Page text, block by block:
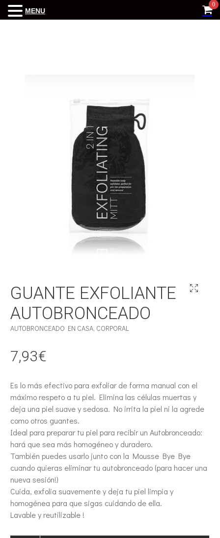
GUANTE EXFOLIANTE
AUTOBRONCEADO
AUTOBRONCEADO EN CASA, CORPORAL
7,93€
Es lo más efectivo para exfoliar de forma manual con el
máximo respeto a tu piel. Elimina las células muertas y
deja una piel suave y sedosa. No irrita la piel ni la agrede
como otros guantes.
Ideal para preparar tu piel para recibir un Autobronceado:
hará que sea más homogéneo y duradero.
También puedes usarlo junto con la Mousse Bye Bye
cuando quieras eliminar tu autobronceado (para hacer una
nueva sesión!)
Cuida, exfolia suavemente y deja tu piel limpia y
homogénea para que sigas cuidando de ella.
Lavable y reutilizable !
0
MENU